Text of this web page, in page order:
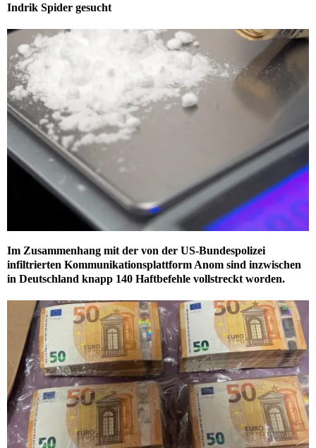
Indrik Spider gesucht
Im Zusammenhang mit der von der US-Bundespolizei
infiltrierten Kommunikationsplattform Anom sind inzwischen
in Deutschland knapp 140 Haftbefehle vollstreckt worden.